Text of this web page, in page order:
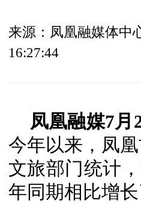
来源：凤凰融媒体中
16:27:44
凤凰融媒7月
今年以来，凤
文旅部门统计
年同期相比增长